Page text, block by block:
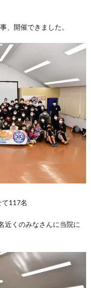
、開催できました。
117名
近くのみなさんに当院に